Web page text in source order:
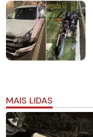
MAIS LIDAS